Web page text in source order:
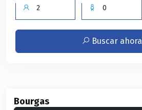
Buscar ahora
Bourgas